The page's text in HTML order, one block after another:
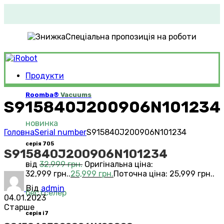
Спеціальна пропозиція на роботи
Продукти
Roomba® Vacuums
новинка
серія 705
від 32,999грн. Оригінальна ціна:
32,999 грн..25,999 грн.Поточна ціна: 25,999 грн..
бестселер
серія i7
S915840J200906N101234
ГоловнаSerial numberS915840J200906N101234
S915840J200906N101234
Від admin
04.01.2023
Старше